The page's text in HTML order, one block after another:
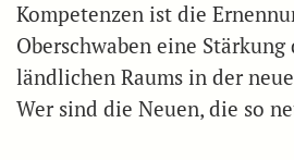
Kompetenzen ist die
Oberschwaben eine
ländlichen Raums in der
Wer sind die Neuen, die so